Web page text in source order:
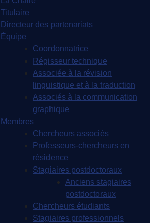
Titulaire
Directeur des partenariats
Équipe
Coordonnatrice
Régisseur technique
Associée à la révision
linguistique et à la traduction
Associés à la communication
graphique
Membres
Chercheurs associés
Professeurs-chercheurs en
résidence
Stagiaires postdoctoraux
Anciens stagiaires
postdoctoraux
Chercheurs étudiants
Stagiaires professionnels